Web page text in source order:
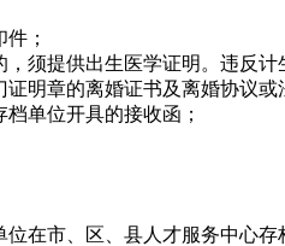
；
须提供出生医学证明。违反
明章的离婚证书及离婚协议或
单位开具的接收函；
在市、区、县人才服务中心